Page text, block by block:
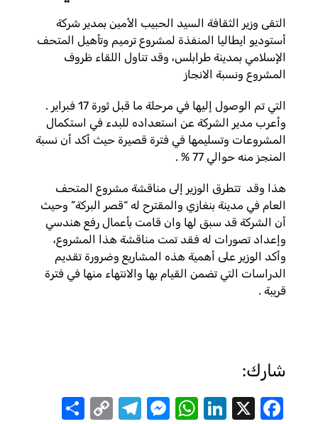
التقى وزير الثقافة السيد الحبيب الأمين بمدير شركة
أستوديو ايطاليا المنفذة لمشروع ترميم وتأهيل المتحف
الإسلامي بمدينة طرابلس، وقد تناول اللقاء ظروف
المشروع ونسبة الانجاز
التي تم الوصول إليها في مرحلة ما قبل ثورة 17 فبراير .
وأعرب مدير الشركة عن استعداده للبدء في استكمال
المشروعات وتسليمها في فترة قصيرة حيث أكد أن نسبة
المنجز منه حوالي 77 % .
هذا وقد تتطرق الوزير إلى مناقشة مشروع المتحف
العام في مدينة بنغازي والمقترح له “قصر البركة” وحيث
أن الشركة قد سبق لها وان قامت بأعمال رفع هندسي
وإعداد تصورات له فقد تمت مناقشة هذا المشروع،
وأكد الوزير على أهمية هذه المشاريع وضرورة تقديم
الدراسات التي تضمن القيام بها والانتهاء منها في فترة
قريبة .
شارك:
Facebook
X
LinkedIn
WhatsApp
Messenger
Telegram
Copy